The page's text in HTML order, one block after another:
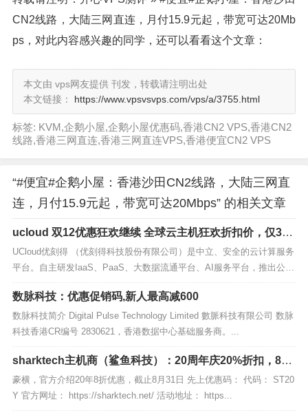
CN2线路，大陆三网直连，月付15.9元起，带宽可达20Mb
ps，对此内容感兴趣的同学，还可以看看这个文章：
本文由 vps网友提供 刊发，转载请注明出处
本文链接： https://www.vpsvsvps.com/vps/a/3755.html
标签: KVM,企鹅小屋,企鹅小屋优惠码,香港CN2 VPS,香港CN2
线路,香港三网直连,香港三网直连VPS,香港便宜CN2 VPS
“#便宜#企鹅小屋：香港沙田CN2线路，大陆三网直
连，月付15.9元起，带宽可达20Mbps” 的相关文章
ucloud 双12优惠狂欢继续 全球云主机狂欢折扣价，仅37
元/年起
UCloud优刻得 （优刻得科技股份有限公司）是中立、安全的云计算服务
平台。自主研发IaaS、PaaS、大数据流通平台、AI服务平台，推出公有
云、私有云、混合云...
数脉科技：优惠促销码,新人最高减600
数脉科技简介 Digital Pulse Technology Limited 數脈科技有限公司 数脉
科技香港CR编号 2830621，香港数据中心基础服务商。...
sharktech主机商（鲨鱼科技）：20周年庆20%折扣，8折
主机随意选
豪横，官方介绍20年8折优惠，截止8月31日 先上优惠码： 代码： ST20
Y 官方网址： https://sharktech.net/ 活动地址： https...